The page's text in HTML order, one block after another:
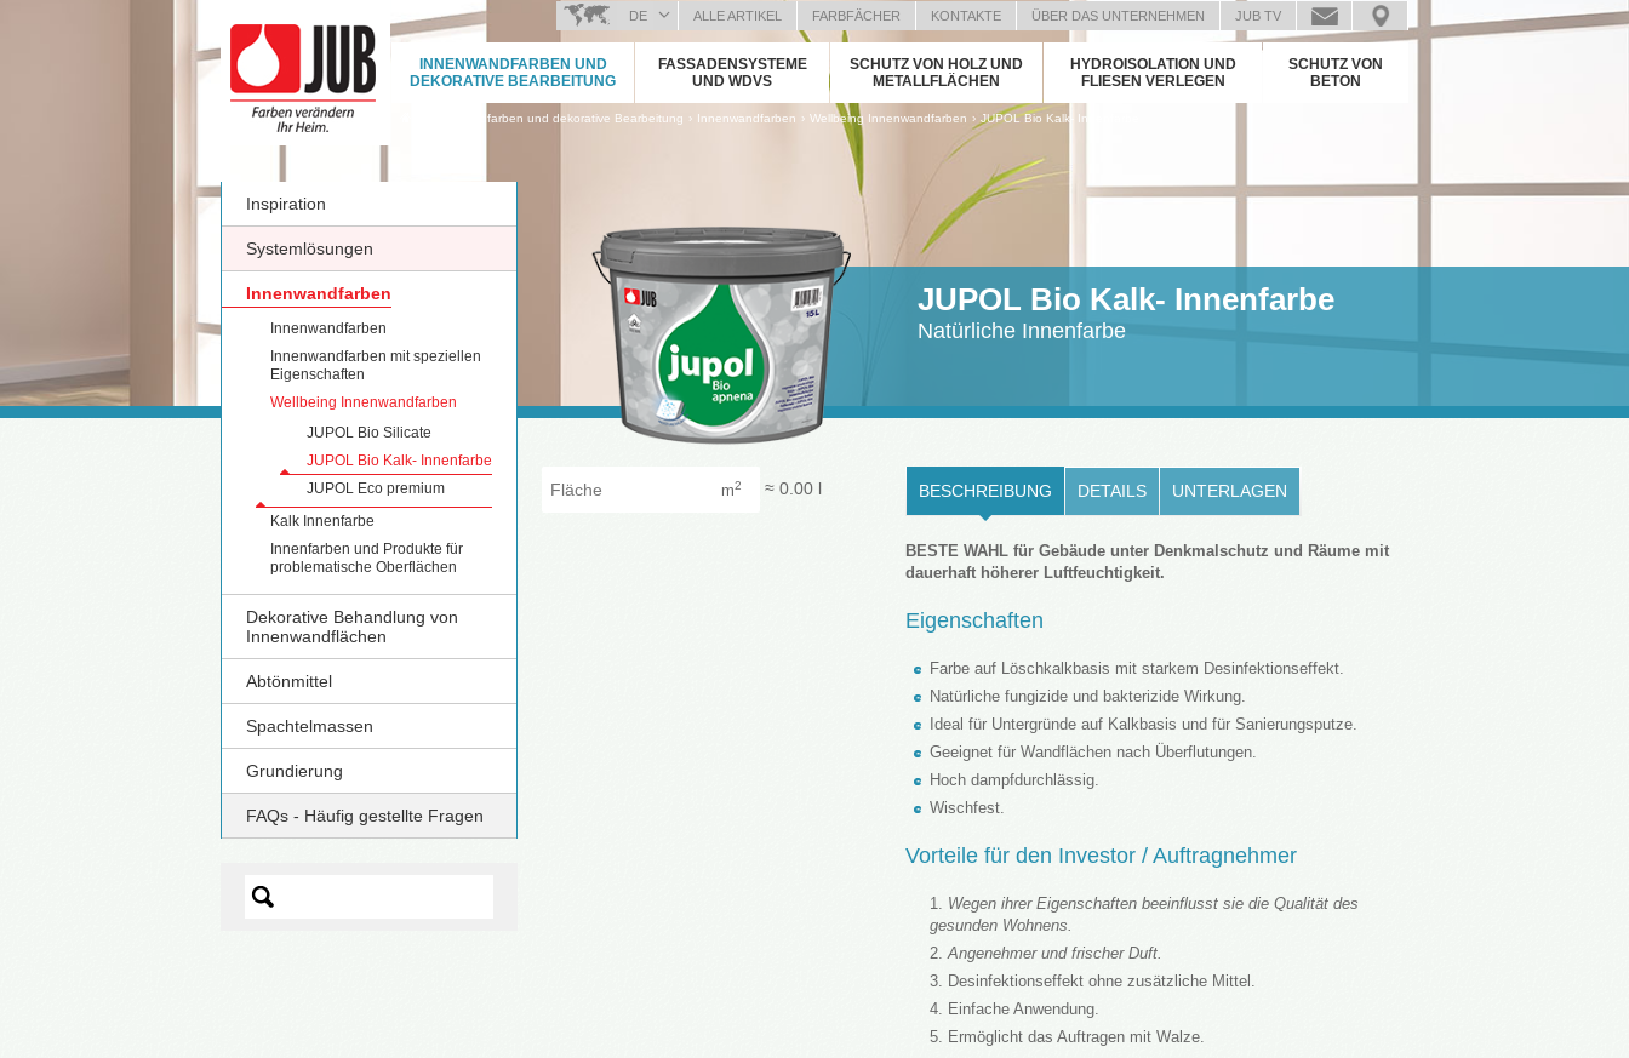
ALLE ARTIKEL FARBFÄCHER KONTAKTE ÜBER DAS UNTERNEHMEN
JUB TV
BOSANSKI (BOSNIAN)
HRVATSKI (CROATIAN)
ČEŠTINA (CZECH)
DE
ITALIANO (ITALIAN)
KOSOVA (KOSOVO)
МАКЕДОНСКИ (MACEDONIAN)
ROMÂNĂ (ROMANIAN)
РУССКИЙ (RUSSIAN)
СРПСКИ (SERBIAN)
SLOVENČINA (SLOVAK)
SLOVENŠČINA (SLOVENIAN)
INNENWANDFARBEN UND
DEKORATIVE BEARBEITUNG
FASSADENSYSTEME
UND WDVS
SCHUTZ VON HOLZ UND
METALLFLÄCHEN
HYDROISOLATION UND
FLIESEN VERLEGEN
SCHUTZ VON
BETON
Innenwandfarben und dekorative Bearbeitung › Innenwandfarben › Wellbeing Innenwandfarben › JUPOL Bio Kalk- Innenfarbe
Inspiration
Systemlösungen
Innenwandfarben
Innenwandfarben
Innenwandfarben mit speziellen
Eigenschaften
Wellbeing Innenwandfarben
JUPOL Bio Silicate
JUPOL Bio Kalk- Innenfarbe
JUPOL Eco premium
Kalk Innenfarbe
Innenfarben und Produkte für
problematische Oberflächen
Dekorative Behandlung von
Innenwandflächen
Abtönmittel
Spachtelmassen
Grundierung
FAQs - Häufig gestellte Fragen
JUPOL Bio Kalk- Innenfarbe
Natürliche Innenfarbe
BESCHREIBUNG DETAILS UNTERLAGEN
BESTE WAHL für Gebäude unter Denkmalschutz und Räume mit
dauerhaft höherer Luftfeuchtigkeit.
Eigenschaften
Farbe auf Löschkalkbasis mit starkem Desinfektionseffekt.
Natürliche fungizide und bakterizide Wirkung.
Ideal für Untergründe auf Kalkbasis und für Sanierungsputze.
Geeignet für Wandflächen nach Überflutungen.
Hoch dampfdurchlässig.
Wischfest.
Vorteile für den Investor / Auftragnehmer
Wegen ihrer Eigenschaften beeinflusst sie die Qualität des
gesunden Wohnens.
Angenehmer und frischer Duft.
Desinfektionseffekt ohne zusätzliche Mittel.
Einfache Anwendung.
Ermöglicht das Auftragen mit Walze.
m2 ≈ 0.00 l